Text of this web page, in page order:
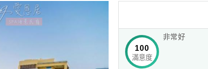
100
滿意度
非常好